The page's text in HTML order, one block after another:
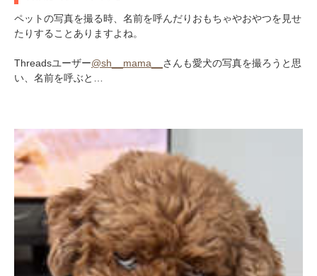
ペットの写真を撮る時、名前を呼んだりおもちゃやおやつを見せ
たりすることありますよね。
Threadsユーザー@sh__mama__ さんも愛犬の写真を撮ろうと思
い、名前を呼ぶと…